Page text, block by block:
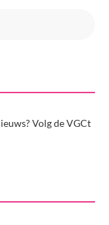
Volg de VGCt